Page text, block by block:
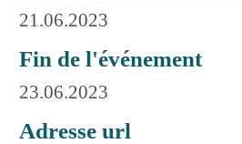
21.06.2023
Fin de l'événement
23.06.2023
Adresse url